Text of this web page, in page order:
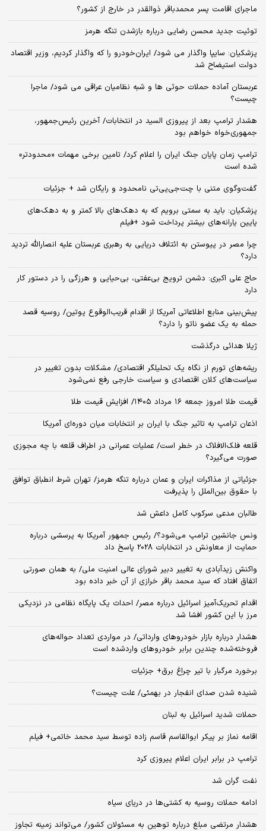
ماجرای اقامت پسر محمدباقر ذوالقدر در خارج از کشور؟
توئیت جدید محسن رضایی درباره بازشدن تنگه هرمز
پزشکیان: سایپا واگذار می شود/ ایران‌خودرو را که واگذار کردیم، وزیر اقتصاد
دولت استیضاح شد
عربستان آماده حملات حوثی ها و شبه نظامیان عراقی می شود/ ماجرا
چیست؟
هشدار ترامپ بعد از پیروزی السید در انتخابات/ آخرین رئیس‌جمهور،
جمهوری‌خواه خواهم بود
ترامپ زمان پایان جنگ ایران را اعلام کرد/ تامین برخی مهمات «محدودتر»
شده است
گفت‌وگوی متنی با چت‌جی‌پی‌تی نامحدود و رایگان شد + جزئیات
پزشکیان: باید به سمتی برویم که به دهک‌های بالا کمتر و به دهک‌های
پایین یارانه‌های بیشتر پرداخت شود +فیلم
چرا مصر در پیوستن به ائتلاف دریایی به رهبری عربستان علیه انصارالله تردید
دارد؟
حاج علی اکبری: دشمن ترویج بی‌عفتی، بی‌حیایی و هرزگی را در دستور کار
دارد
پیش‌بینی منابع اطلاعاتی آمریکا از اقدام قریب‌الوقوع پوتین/ روسیه قصد
حمله به یک عضو ناتو را دارد؟
ژیلا هدائی درگذشت
ریشه‌های تورم از نگاه یک تحلیلگر اقتصادی/ مشکلات بدون تغییر در
سیاست‌های کلان اقتصادی و سیاست خارجی رفع نمی‌شود
قیمت طلا امروز جمعه ۱۶ مرداد ۱۴۰۵/ افزایش قیمت طلا
اذعان ترامپ به تاثیر جنگ با ایران بر انتخابات میان دوره‌ای آمریکا
قلعه فلک‌الافلاک در خطر است/ عملیات عمرانی در اطراف قلعه با چه مجوزی
صورت می‌گیرد؟
جزئیاتی از مذاکرات ایران و عمان درباره تنگه هرمز/ تهران شرط انطباق توافق
با حقوق بین‌الملل را پذیرفت
طالبان مدعی سرکوب کامل داعش شد
ونس جانشین ترامپ می‌شود؟/ رئیس جمهور آمریکا به پرسشی درباره
حمایت از معاونش در انتخابات 2028 پاسخ داد
واکنش زیدآبادی به تغییر دبیر شورای عالی امنیت ملی/ به همان صورتی
اتفاق افتاد که سید محمد باقر خرازی از آن خبر داده بود
اقدام تحریک‌آمیز اسرائیل درباره مصر/ احداث یک پایگاه نظامی در نزدیکی
مرز با این کشور افشا شد
هشدار درباره بازار خودروهای وارداتی/ در مواردی تعداد حواله‌های
فروخته‌شده چندین برابر خودروهای واردشده است
برخورد مرگبار با تیر چراغ برق+ جزئیات
شنیده شدن صدای انفجار در بهمئی/ علت چیست؟
حملات شدید اسرائیل به لبنان
اقامه نماز بر پیکر ابوالقاسم قاسم زاده توسط سید محمد خاتمی+ فیلم
ترامپ در برابر ایران اعلام پیروزی کرد
نفت گران شد
ادامه حملات روسیه به کشتی‌ها در دریای سیاه
هشدار مرتضی مبلغ درباره توهین به مسئولان کشور/ می‌تواند زمینه تجاوز